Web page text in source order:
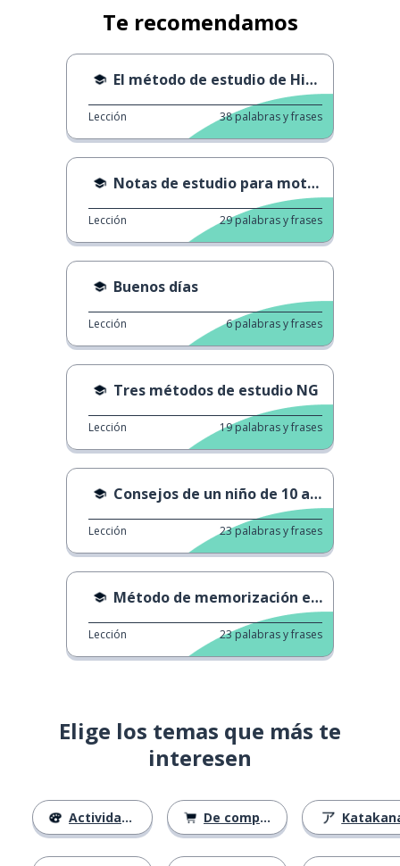
Te recomendamos
El método de estudio de Hikaru Suzuki
Lección 38palabras y frases
Notas de estudio para motivarte
Lección 29palabras y frases
Buenos días
Lección 6palabras y frases
Tres métodos de estudio NG
Lección 19palabras y frases
Consejos de un niño de 10 años
Lección 23palabras y frases
Método de memorización eficaz
Lección 23palabras y frases
Elige los temas que más te
interesen
Actividades De compras